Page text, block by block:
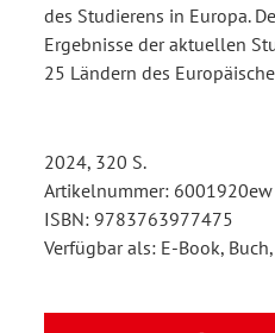
des Studierens in Europa.
Ergebnisse der aktuellen
25 Ländern des
2024, 320 S.
Artikelnummer: 6001920ew
ISBN: 9783763977475
Verfügbar als: E-Book,